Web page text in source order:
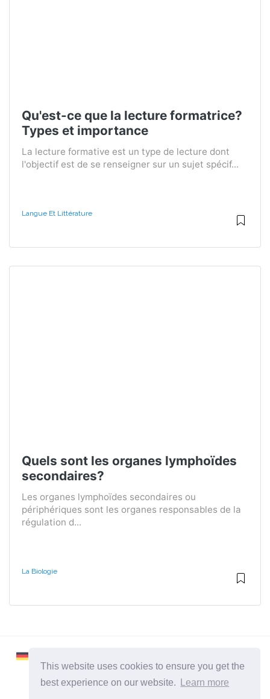
This website uses cookies to ensure you get the
best experience on our website.
Learn more
Qu'est-ce que la lecture formatrice?
Types et importance
La lecture formative est un type de lecture dont
l'objectif est de se renseigner sur un sujet spécif...
Langue Et Littérature
Quels sont les organes lymphoïdes
secondaires?
Les organes lymphoïdes secondaires ou
périphériques sont les organes responsables de la
régulation d...
La Biologie